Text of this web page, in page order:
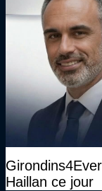
Haillan ce jour